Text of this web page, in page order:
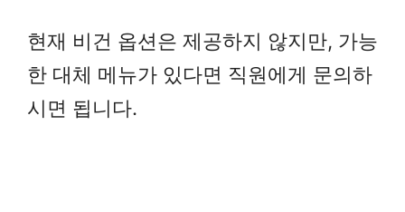
현재 비건 옵션은 제공하지 않지만, 가능
한 대체 메뉴가 있다면 직원에게 문의하
시면 됩니다.